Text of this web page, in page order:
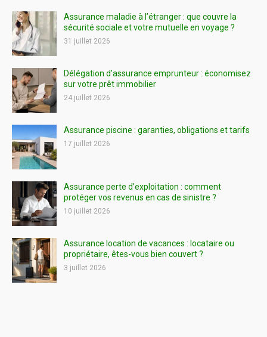
Assurance maladie à l’étranger : que couvre la
sécurité sociale et votre mutuelle en voyage ?
31 juillet 2026
Délégation d’assurance emprunteur : économisez
sur votre prêt immobilier
24 juillet 2026
Assurance piscine : garanties, obligations et tarifs
17 juillet 2026
Assurance perte d’exploitation : comment
protéger vos revenus en cas de sinistre ?
10 juillet 2026
Assurance location de vacances : locataire ou
propriétaire, êtes-vous bien couvert ?
3 juillet 2026